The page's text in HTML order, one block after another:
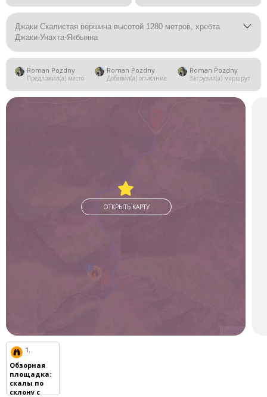
Джаки Скалистая вершина высотой 1280 метров, хребта
Джаки-Унахта-Якбыяна
Roman Pozdny
Предложил(а) место
Roman Pozdny
Добавил(а) описание
Roman Pozdny
Загрузил(а) маршрут
Leaflet
ОТКРЫТЬ КАРТУ
1.
Обзорная
площадка:
скалы по
склону с